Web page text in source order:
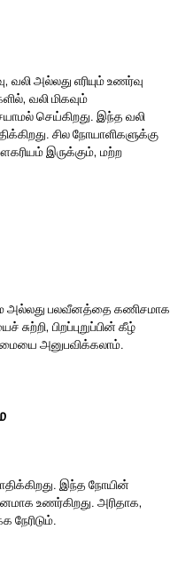
வலி அல்லது எரியும் உணர்வு
வலி மிகவும்
செய்கிறது. இந்த வலி
சில நோயாளிகளுக்கு
இருக்கும், மற்ற
அல்லது பலவீனத்தை கணிசமாக
சுற்றி, பிறப்புறுப்பின் கீழ்
அனுபவிக்கலாம்.
இந்த நோயின்
உணர்கிறது. அரிதாக,